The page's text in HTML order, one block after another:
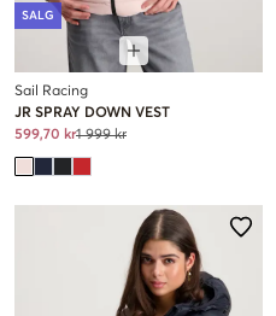
SALG
Sail Racing
JR SPRAY DOWN VEST
599,70 kr1 999 kr